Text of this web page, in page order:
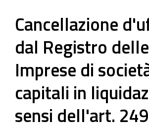
Cancellazione
dal Registro delle
Imprese di
capitali in
sensi dell'art.